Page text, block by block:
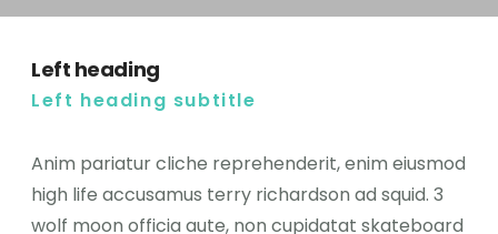
Left heading
Left heading subtitle
Anim pariatur cliche reprehenderit, enim eiusmod
high life accusamus terry richardson ad squid. 3
wolf moon officia aute, non cupidatat skateboard